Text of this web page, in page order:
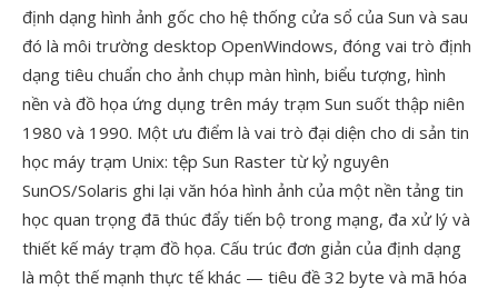
định dạng hình ảnh gốc cho hệ thống cửa sổ của Sun và sau
đó là môi trường desktop OpenWindows, đóng vai trò định
dạng tiêu chuẩn cho ảnh chụp màn hình, biểu tượng, hình
nền và đồ họa ứng dụng trên máy trạm Sun suốt thập niên
1980 và 1990. Một ưu điểm là vai trò đại diện cho di sản tin
học máy trạm Unix: tệp Sun Raster từ kỷ nguyên
SunOS/Solaris ghi lại văn hóa hình ảnh của một nền tảng tin
học quan trọng đã thúc đẩy tiến bộ trong mạng, đa xử lý và
thiết kế máy trạm đồ họa. Cấu trúc đơn giản của định dạng
là một thế mạnh thực tế khác — tiêu đề 32 byte và mã hóa